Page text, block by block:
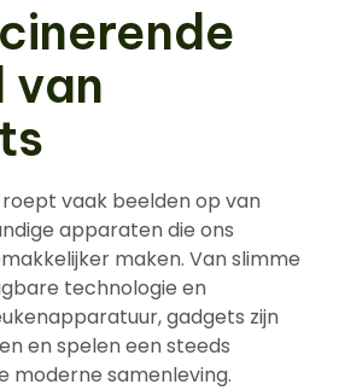
van
roept vaak beelden op van
apparaten die ons
maken. Van slimme
technologie en
gadgets zijn
en spelen een steeds
moderne samenleving.